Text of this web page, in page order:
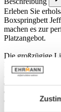
Beschreibung
Erleben Sie
Boxspringbett
Platzangebot.
Die großzügige
Platz für
gewährleistet
angenehme